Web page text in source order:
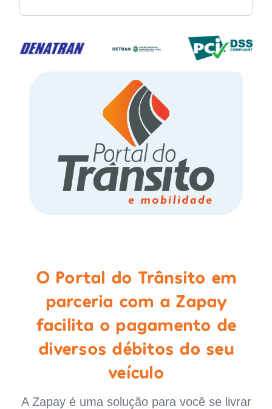
O Portal do Trânsito em
parceria com a Zapay
facilita o pagamento de
diversos débitos do seu
veículo
A Zapay é uma solução para você se livrar